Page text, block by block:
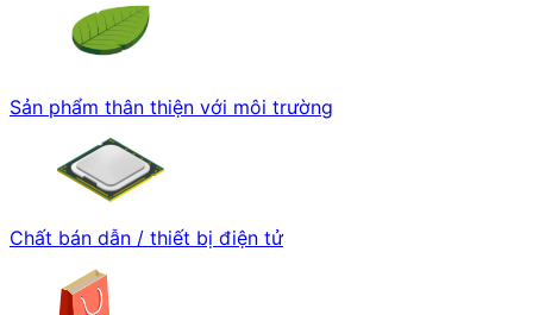
Sản phẩm thân thiện với môi trường
Chất bán dẫn / thiết bị điện tử